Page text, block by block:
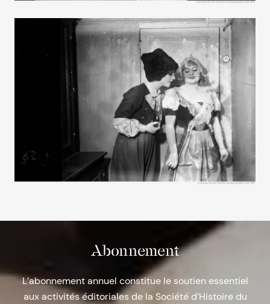
Abonnement
L’abonnement annuel constitue le soutien essentiel
aux activités éditoriales de la Société d’Histoire du